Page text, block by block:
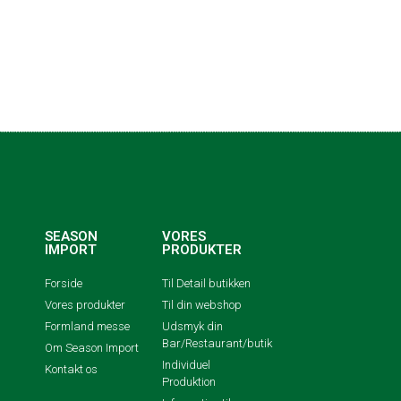
SEASON
IMPORT
Forside
Vores produkter
Formland messe
Om Season Import
Kontakt os
VORES
PRODUKTER
Til Detail butikken
Til din webshop
Udsmyk din
Bar/Restaurant/butik
Individuel
Produktion